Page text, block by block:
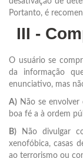
Portanto, é
III -
O usuário se
da informação
enunciativo, mas
A) Não se envolver
boa fé a à ordem
B) Não divulgar
xenofóbica, casas
ao terrorismo ou